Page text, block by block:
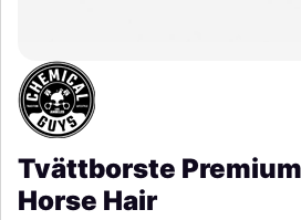
Tvättborste
Horse Hair